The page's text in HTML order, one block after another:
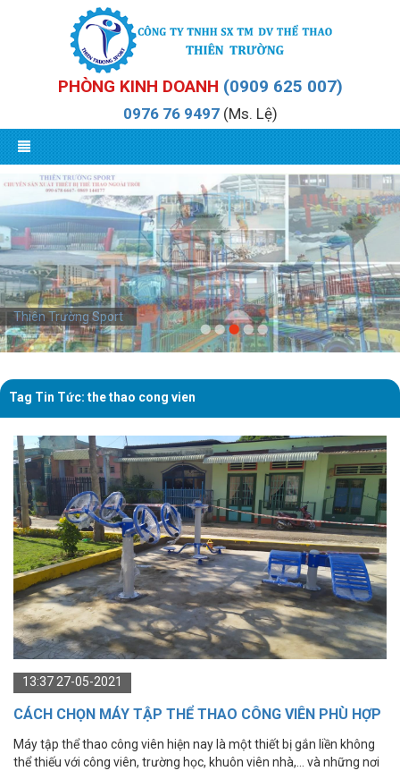
PHÒNG KINH DOANH (0909 625 007)
0976 76 9497(Ms. Lệ)
Thiên Trường Sport
Tag Tin Tức: the thao cong vien
13:37 27-05-2021
CÁCH CHỌN MÁY TẬP THỂ THAO CÔNG VIÊN PHÙ HỢP
Máy tập thể thao công viên hiện nay là một thiết bị gắn liền không
thể thiếu với công viên, trường học, khuôn viên nhà,... và những nơi